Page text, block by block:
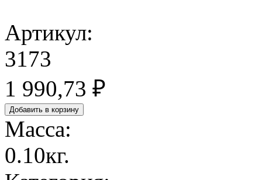
Артикул:
3173
1 990,73 ₽
Масса:
0.10кг.